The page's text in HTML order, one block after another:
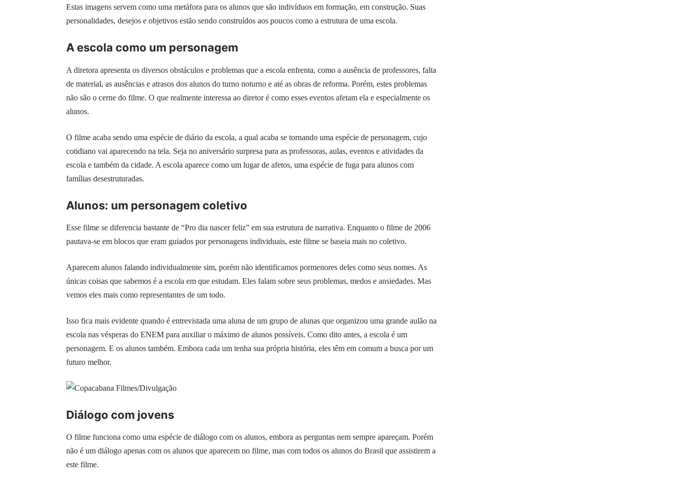
Estas imagens servem como uma metáfora para os alunos que são indivíduos em formação, em construção. Suas
personalidades, desejos e objetivos estão sendo construídos aos poucos como a estrutura de uma escola.
A escola como um personagem
A diretora apresenta os diversos obstáculos e problemas que a escola enfrenta, como a ausência de professores, falta
de material, as ausências e atrasos dos alunos do turno noturno e até as obras de reforma. Porém, estes problemas
não são o cerne do filme. O que realmente interessa ao diretor é como esses eventos afetam ela e especialmente os
alunos.
O filme acaba sendo uma espécie de diário da escola, a qual acaba se tornando uma espécie de personagem, cujo
cotidiano vai aparecendo na tela. Seja no aniversário surpresa para as professoras, aulas, eventos e atividades da
escola e também da cidade. A escola aparece como um lugar de afetos, uma espécie de fuga para alunos com
famílias desestruturadas.
Alunos: um personagem coletivo
Esse filme se diferencia bastante de “Pro dia nascer feliz” em sua estrutura de narrativa. Enquanto o filme de 2006
pautava-se em blocos que eram guiados por personagens individuais, este filme se baseia mais no coletivo.
Aparecem alunos falando individualmente sim, porém não identificamos pormenores deles como seus nomes. As
únicas coisas que sabemos é a escola em que estudam. Eles falam sobre seus problemas, medos e ansiedades. Mas
vemos eles mais como representantes de um todo.
Isso fica mais evidente quando é entrevistada uma aluna de um grupo de alunas que organizou uma grande aulão na
escola nas vésperas do ENEM para auxiliar o máximo de alunos possíveis. Como dito antes, a escola é um
personagem. E os alunos também. Embora cada um tenha sua própria história, eles têm em comum a busca por um
futuro melhor.
Diálogo com jovens
O filme funciona como uma espécie de diálogo com os alunos, embora as perguntas nem sempre apareçam. Porém
não é um diálogo apenas com os alunos que aparecem no filme, mas com todos os alunos do Brasil que assistirem a
este filme.